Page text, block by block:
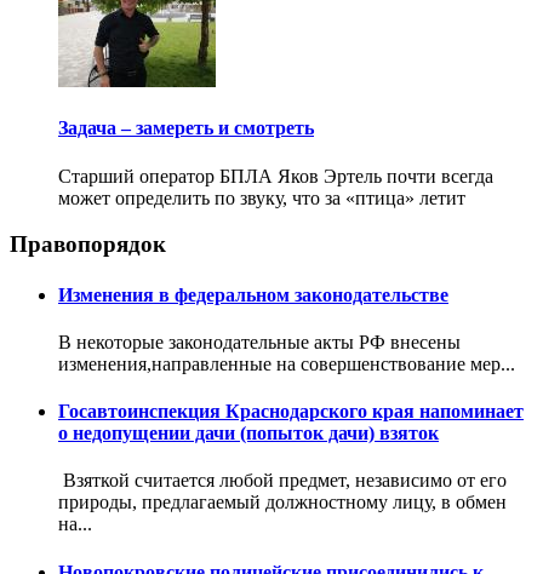
Задача – замереть и смотреть
Старший оператор БПЛА Яков Эртель почти всегда
может определить по звуку, что за «птица» летит
Правопорядок
Изменения в федеральном законодательстве
В некоторые законодательные акты РФ внесены
изменения,направленные на совершенствование мер...
Госавтоинспекция Краснодарского края напоминает
о недопущении дачи (попыток дачи) взяток
Взяткой считается любой предмет, независимо от его
природы, предлагаемый должностному лицу, в обмен
на...